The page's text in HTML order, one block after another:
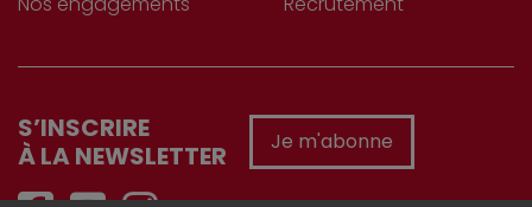
S’INSCRIRE
À LA NEWSLETTER
Je m'abonne